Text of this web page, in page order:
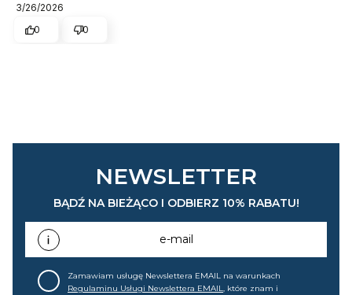
3/26/2026
0
0
NEWSLETTER
BĄDŹ NA BIEŻĄCO I ODBIERZ 10% RABATU!
e-mail
Zamawiam usługę Newslettera EMAIL na warunkach
Regulaminu Usługi Newslettera EMAIL, które znam i